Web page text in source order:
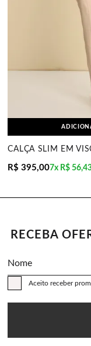
CALÇA SLIM EM
R$ 395,007x R$
RECEBA
Nome
Aceito receber